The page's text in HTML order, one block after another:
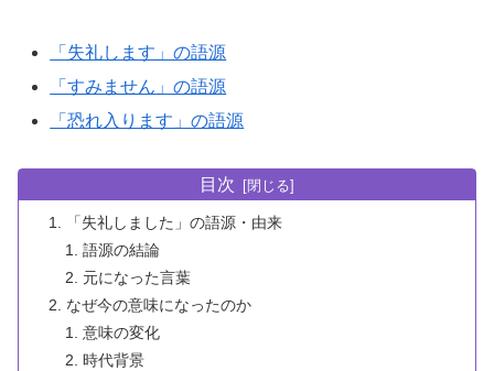
「失礼します」の語源
「すみません」の語源
「恐れ入ります」の語源
目次
「失礼しました」の語源・由来
語源の結論
元になった言葉
なぜ今の意味になったのか
意味の変化
時代背景